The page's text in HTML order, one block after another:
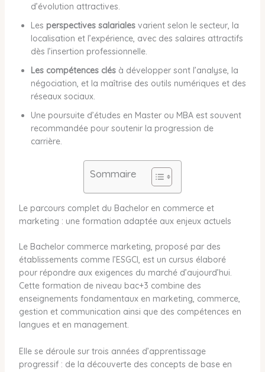
d’évolution attractives.
Les perspectives salarialesvarient selon le secteur, la
localisation et l’expérience, avec des salaires attractifs
dès l’insertion professionnelle.
Les compétences clésà développer sont l’analyse, la
négociation, et la maîtrise des outils numériques et des
réseaux sociaux.
Une poursuite d’études en Master ou MBA est souvent
recommandée pour soutenir la progression de
carrière.
Sommaire
Le parcours complet du Bachelor en commerce et
marketing : une formation adaptée aux enjeux actuels
Le Bachelor commerce marketing, proposé par des
établissements comme l’ESGCI, est un cursus élaboré
pour répondre aux exigences du marché d’aujourd’hui.
Cette formation de niveau bac+3 combine des
enseignements fondamentaux en marketing, commerce,
gestion et communication ainsi que des compétences en
langues et en management.
Elle se déroule sur trois années d’apprentissage
progressif : de la découverte des concepts de base en